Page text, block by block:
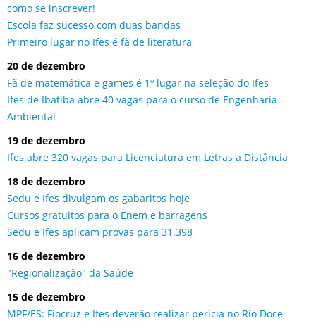
como se inscrever!
Escola faz sucesso com duas bandas
Primeiro lugar no Ifes é fã de literatura
20 de dezembro
Fã de matemática e games é 1º lugar na seleção do Ifes
Ifes de Ibatiba abre 40 vagas para o curso de Engenharia
Ambiental
19 de dezembro
Ifes abre 320 vagas para Licenciatura em Letras a Distância
18 de dezembro
Sedu e Ifes divulgam os gabaritos hoje
Cursos gratuitos para o Enem e barragens
Sedu e Ifes aplicam provas para 31.398
16 de dezembro
"Regionalização" da Saúde
15 de dezembro
MPF/ES: Fiocruz e Ifes deverão realizar perícia no Rio Doce